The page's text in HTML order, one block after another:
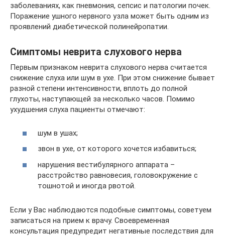
заболеваниях, как пневмония, сепсис и патологии почек.
Поражение ушного нервного узла может быть одним из
проявлений диабетической полинейропатии.
Симптомы неврита слухового нерва
Первым признаком неврита слухового нерва считается
снижение слуха или шум в ухе. При этом снижение бывает
разной степени интенсивности, вплоть до полной
глухоты, наступающей за несколько часов. Помимо
ухудшения слуха пациенты отмечают:
шум в ушах;
звон в ухе, от которого хочется избавиться;
нарушения вестибулярного аппарата –
расстройство равновесия, головокружение с
тошнотой и иногда рвотой.
Если у Вас наблюдаются подобные симптомы, советуем
записаться на прием к врачу. Своевременная
консультация предупредит негативные последствия для